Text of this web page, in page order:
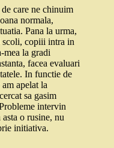
care ne chinuim
normala,
Pana la urma,
scoli, copiii intra in
mea la gradi
facea evaluari
In functie de
apelat la
sa gasim
intervin
o rusine, nu
initiativa.